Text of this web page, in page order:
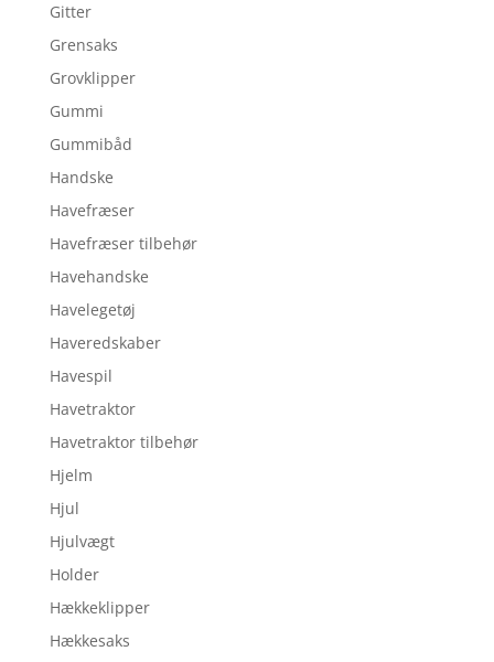
Gitter
Grensaks
Grovklipper
Gummi
Gummibåd
Handske
Havefræser
Havefræser tilbehør
Havehandske
Havelegetøj
Haveredskaber
Havespil
Havetraktor
Havetraktor tilbehør
Hjelm
Hjul
Hjulvægt
Holder
Hækkeklipper
Hækkesaks